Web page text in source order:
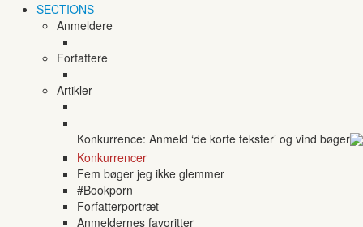
SECTIONS
Anmeldere
Forfattere
Artikler
Konkurrence: Anmeld ‘de korte tekster’ og vind bøger
Konkurrencer
Fem bøger jeg ikke glemmer
#Bookporn
Forfatterportræt
Anmeldernes favoritter